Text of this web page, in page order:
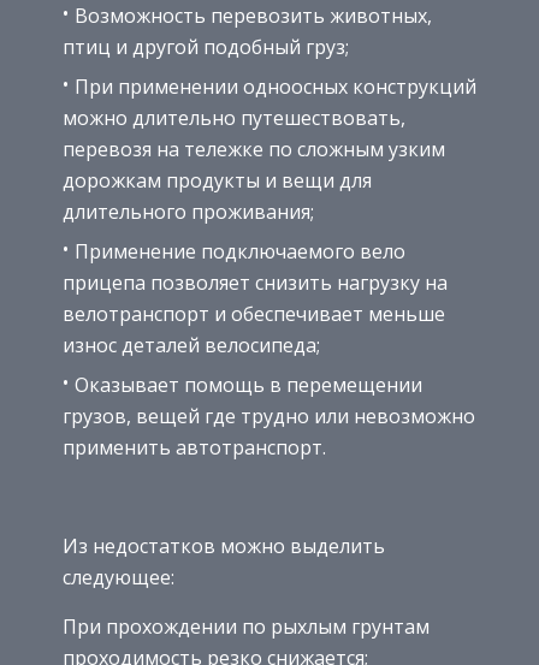
Возможность перевозить животных,
птиц и другой подобный груз;
При применении одноосных конструкций
можно длительно путешествовать,
перевозя на тележке по сложным узким
дорожкам продукты и вещи для
длительного проживания;
Применение подключаемого вело
прицепа позволяет снизить нагрузку на
велотранспорт и обеспечивает меньше
износ деталей велосипеда;
Оказывает помощь в перемещении
грузов, вещей где трудно или невозможно
применить автотранспорт.
Из недостатков можно выделить
следующее:
При прохождении по рыхлым грунтам
проходимость резко снижается;